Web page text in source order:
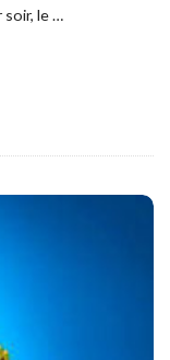
soir, le…